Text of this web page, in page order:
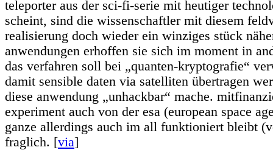
teleporter aus der sci-fi-serie mit heutiger
scheint, sind die wissenschaftler mit diesem
realisierung doch wieder ein winziges stück
anwendungen erhoffen sie sich im moment in
das verfahren soll bei „quanten-kryptografie“
damit sensible daten via satelliten übertragen
diese anwendung „unhackbar“ mache.
experiment auch von der esa (european space
ganze allerdings auch im all funktioniert bleibt
fraglich. [via]